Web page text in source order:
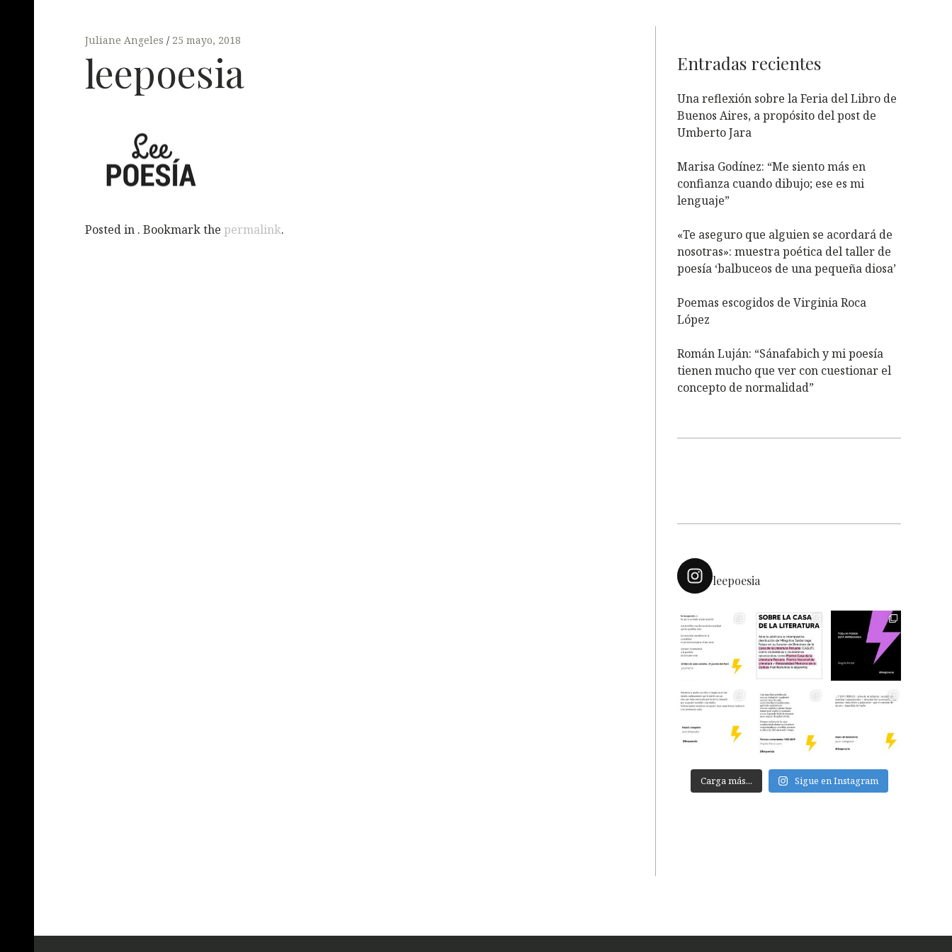
Juliane Angeles 25 mayo, 2018
leepoesia
Posted in . Bookmark the permalink.
Entradas recientes
Una reflexión sobre la Feria del Libro de
Buenos Aires, a propósito del post de
Umberto Jara
Marisa Godínez: “Me siento más en
confianza cuando dibujo; ese es mi
lenguaje”
«Te aseguro que alguien se acordará de
nosotras»: muestra poética del taller de
poesía ‘balbuceos de una pequeña diosa’
Poemas escogidos de Virginia Roca
López
Román Luján: “Sánafabich y mi poesía
tienen mucho que ver con cuestionar el
concepto de normalidad”
leepoesia
Carga más... Sigue en Instagram